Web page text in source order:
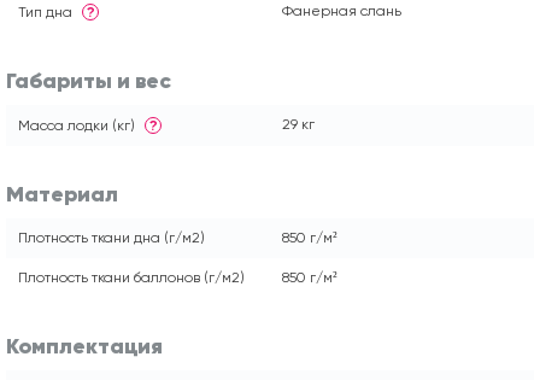
Тип дна ? Фанерная слань
Габариты и вес
Масса лодки (кг) ? 29 кг
Материал
Плотность ткани дна (г/м2) 850 г/м²
Плотность ткани баллонов (г/м2) 850 г/м²
Комплектация